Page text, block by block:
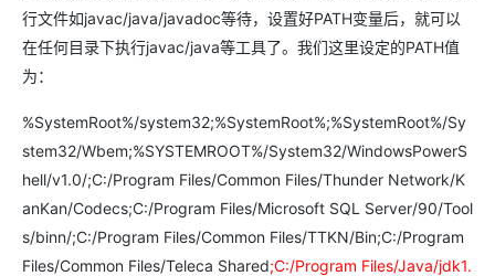
行文件如javac/java/javadoc等待，设置好PATH变量后，就可以
在任何目录下执行javac/java等工具了。我们这里设定的PATH值
为：
%SystemRoot%/system32;%SystemRoot%;%SystemRoot%/Sy
stem32/Wbem;%SYSTEMROOT%/System32/WindowsPowerS
hell/v1.0/;C:/Program Files/Common Files/Thunder Network/K
anKan/Codecs;C:/Program Files/Microsoft SQL Server/90/Tool
s/binn/;C:/Program Files/Common Files/TTKN/Bin;C:/Program
Files/Common Files/Teleca Shared;C:/Program Files/Java/jdk1.